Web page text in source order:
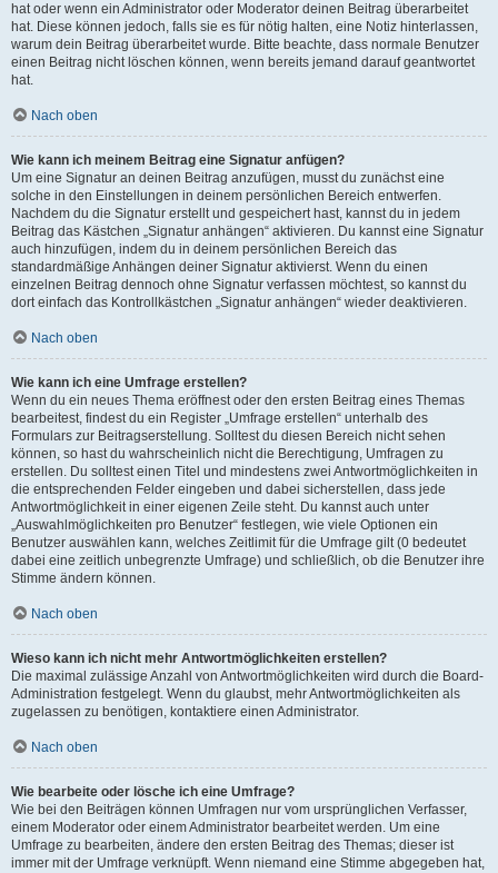
hat oder wenn ein Administrator oder Moderator deinen Beitrag überarbeitet
hat. Diese können jedoch, falls sie es für nötig halten, eine Notiz hinterlassen,
warum dein Beitrag überarbeitet wurde. Bitte beachte, dass normale Benutzer
einen Beitrag nicht löschen können, wenn bereits jemand darauf geantwortet
hat.
Nach oben
Wie kann ich meinem Beitrag eine Signatur anfügen?
Um eine Signatur an deinen Beitrag anzufügen, musst du zunächst eine
solche in den Einstellungen in deinem persönlichen Bereich entwerfen.
Nachdem du die Signatur erstellt und gespeichert hast, kannst du in jedem
Beitrag das Kästchen „Signatur anhängen“ aktivieren. Du kannst eine Signatur
auch hinzufügen, indem du in deinem persönlichen Bereich das
standardmäßige Anhängen deiner Signatur aktivierst. Wenn du einen
einzelnen Beitrag dennoch ohne Signatur verfassen möchtest, so kannst du
dort einfach das Kontrollkästchen „Signatur anhängen“ wieder deaktivieren.
Nach oben
Wie kann ich eine Umfrage erstellen?
Wenn du ein neues Thema eröffnest oder den ersten Beitrag eines Themas
bearbeitest, findest du ein Register „Umfrage erstellen“ unterhalb des
Formulars zur Beitragserstellung. Solltest du diesen Bereich nicht sehen
können, so hast du wahrscheinlich nicht die Berechtigung, Umfragen zu
erstellen. Du solltest einen Titel und mindestens zwei Antwortmöglichkeiten in
die entsprechenden Felder eingeben und dabei sicherstellen, dass jede
Antwortmöglichkeit in einer eigenen Zeile steht. Du kannst auch unter
„Auswahlmöglichkeiten pro Benutzer“ festlegen, wie viele Optionen ein
Benutzer auswählen kann, welches Zeitlimit für die Umfrage gilt (0 bedeutet
dabei eine zeitlich unbegrenzte Umfrage) und schließlich, ob die Benutzer ihre
Stimme ändern können.
Nach oben
Wieso kann ich nicht mehr Antwortmöglichkeiten erstellen?
Die maximal zulässige Anzahl von Antwortmöglichkeiten wird durch die Board-
Administration festgelegt. Wenn du glaubst, mehr Antwortmöglichkeiten als
zugelassen zu benötigen, kontaktiere einen Administrator.
Nach oben
Wie bearbeite oder lösche ich eine Umfrage?
Wie bei den Beiträgen können Umfragen nur vom ursprünglichen Verfasser,
einem Moderator oder einem Administrator bearbeitet werden. Um eine
Umfrage zu bearbeiten, ändere den ersten Beitrag des Themas; dieser ist
immer mit der Umfrage verknüpft. Wenn niemand eine Stimme abgegeben hat,